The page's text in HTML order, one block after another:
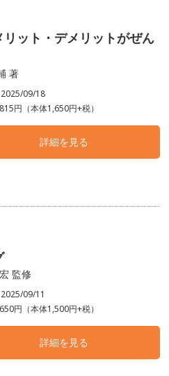
ット・デメリットがぜん
著
2025/09/18
円（本体1,650円+税）
詳細を見る
監修
2025/09/11
円（本体1,500円+税）
詳細を見る